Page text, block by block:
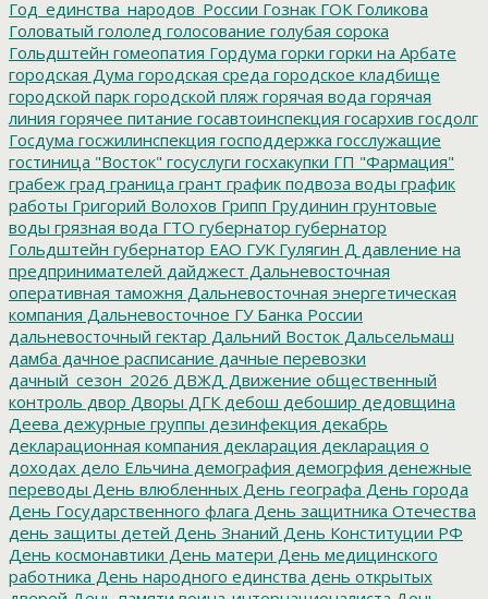
Год_единства_народов_России Гознак ГОК Голикова
Головатый гололед голосование голубая сорока
Гольдштейн гомеопатия Гордума горки горки на Арбате
городская Дума городская среда городское кладбище
городской парк городской пляж горячая вода горячая
линия горячее питание госавтоинспекция госархив госдолг
Госдума госжилинспекция господдержка госслужащие
гостиница "Восток" госуслуги госхакупки ГП "Фармация"
грабеж град граница грант график подвоза воды график
работы Григорий Волохов Грипп Грудинин грунтовые
воды грязная вода ГТО губернатор губернатор
Гольдштейн губернатор ЕАО ГУК Гулягин Д давление на
предпринимателей дайджест Дальневосточная
оперативная таможня Дальневосточная энергетическая
компания Дальневосточное ГУ Банка России
дальневосточный гектар Дальний Восток Дальсельмаш
дамба дачное расписание дачные перевозки
дачный_сезон_2026 ДВЖД Движение общественный
контроль двор Дворы ДГК дебош дебошир дедовщина
Деева дежурные группы дезинфекция декабрь
декларационная компания декларация декларация о
доходах дело Ельчина демография демогрфия денежные
переводы День влюбленных День географа День города
День Государственного флага День защитника Отечества
день защиты детей День Знаний День Конституции РФ
День космонавтики День матери День медицинского
работника День народного единства день открытых